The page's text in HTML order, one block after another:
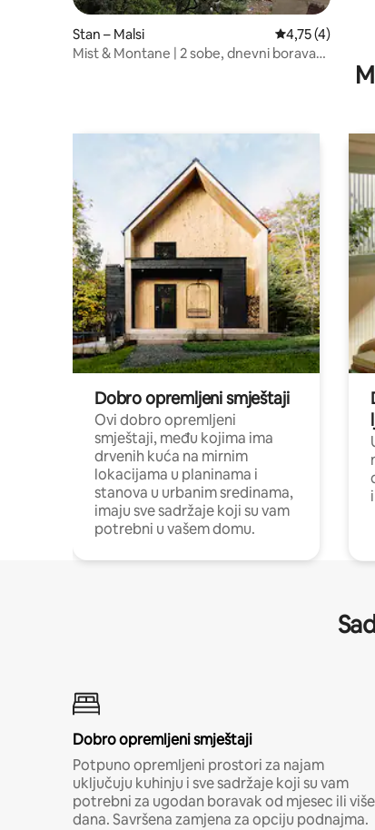
Stan – Malsi Prosječna
4,75 (4)
Mist & Montane | 2 sobe, dnevni boravak i
Dobro opremljeni smještaji
Ovi dobro opremljeni
smještaji, među kojima ima
drvenih kuća na mirnim
lokacijama u planinama i
stanova u urbanim sredinama,
imaju sve sadržaje koji su vam
potrebni u vašem domu.
Dobro opremljeni smještaji
Potpuno opremljeni prostori za najam
uključuju kuhinju i sve sadržaje koji su vam
potrebni za ugodan boravak od mjesec ili više
dana. Savršena zamjena za opciju podnajma.